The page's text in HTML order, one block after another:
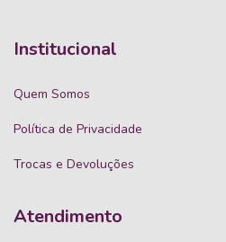
Institucional
Quem Somos
Política de Privacidade
Trocas e Devoluções
Atendimento